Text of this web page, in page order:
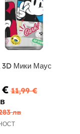
3D Мики Маус
€ 11,99 €
лв